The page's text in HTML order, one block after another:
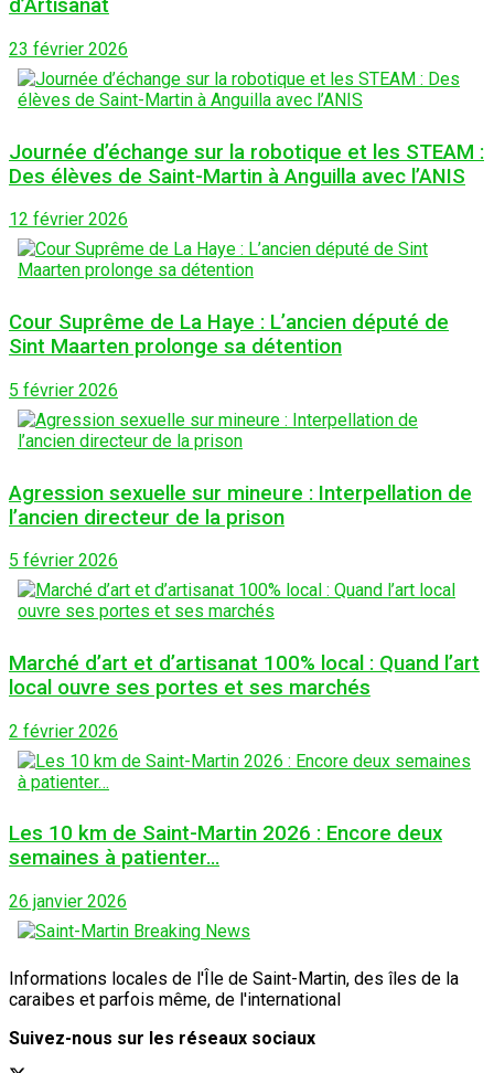
d’Artisanat
23 février 2026
Journée d’échange sur la robotique et les STEAM :
Des élèves de Saint-Martin à Anguilla avec l’ANIS
12 février 2026
Cour Suprême de La Haye : L’ancien député de
Sint Maarten prolonge sa détention
5 février 2026
Agression sexuelle sur mineure : Interpellation de
l’ancien directeur de la prison
5 février 2026
Marché d’art et d’artisanat 100% local : Quand l’art
local ouvre ses portes et ses marchés
2 février 2026
Les 10 km de Saint-Martin 2026 : Encore deux
semaines à patienter…
26 janvier 2026
Informations locales de l'Île de Saint-Martin, des îles de la
caraibes et parfois même, de l'international
Suivez-nous sur les réseaux sociaux